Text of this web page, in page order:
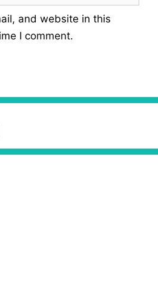
and website in this
I comment.